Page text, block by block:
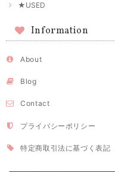
★USED
Information
About
Blog
Contact
プライバシーポリシー
特定商取引法に基づく表記